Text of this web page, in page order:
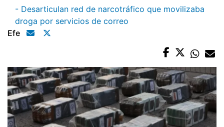
- Desarticulan red de narcotráfico que movilizaba
droga por servicios de correo
Efe